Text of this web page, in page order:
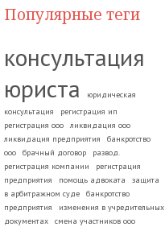
Популярные теги
консультация
юриста
юридическая
консультация
регистрация ип
регистрация ооо
ликвидация ооо
ликвидация предприятия
банкротство
ооо
брачный договор
развод.
регистрация компании
регистрация
предприятия
помощь адвоката
защита
в арбитражном суде
банкротство
предприятия
изменения в учредительных
документах
смена участников ооо